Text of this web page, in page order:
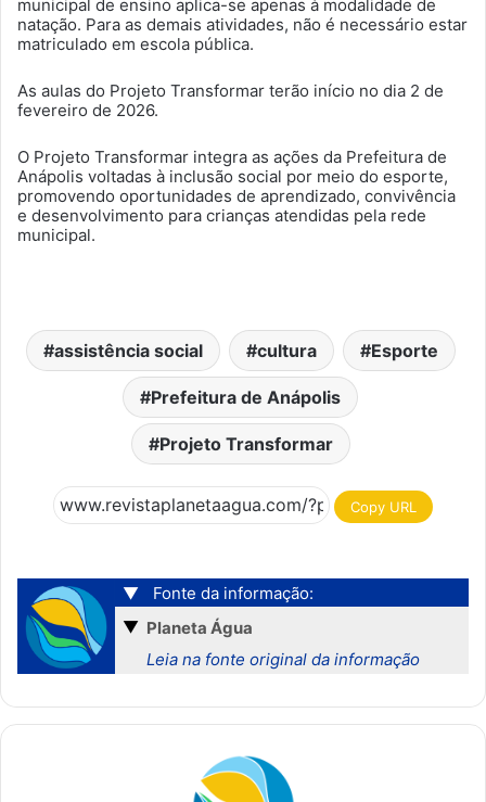
municipal de ensino aplica-se apenas à modalidade de
natação. Para as demais atividades, não é necessário estar
matriculado em escola pública.
As aulas do Projeto Transformar terão início no dia 2 de
fevereiro de 2026.
O Projeto Transformar integra as ações da Prefeitura de
Anápolis voltadas à inclusão social por meio do esporte,
promovendo oportunidades de aprendizado, convivência
e desenvolvimento para crianças atendidas pela rede
municipal.
assistência social cultura Esporte
Prefeitura de Anápolis
Projeto Transformar
Copy URL
▼
Fonte da informação:
▼ Planeta Água
Leia na fonte original da informação